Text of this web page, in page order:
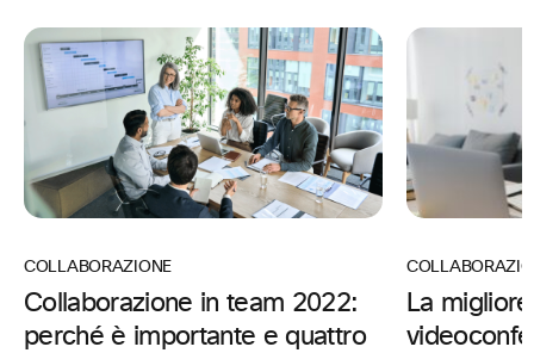
COLLABORAZIONE
Collaborazione in team 2022:
perché è importante e quattro
La